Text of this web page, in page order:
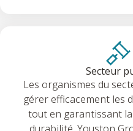
Secteur
Les organismes du
gérer efficacement les
tout en garantissant